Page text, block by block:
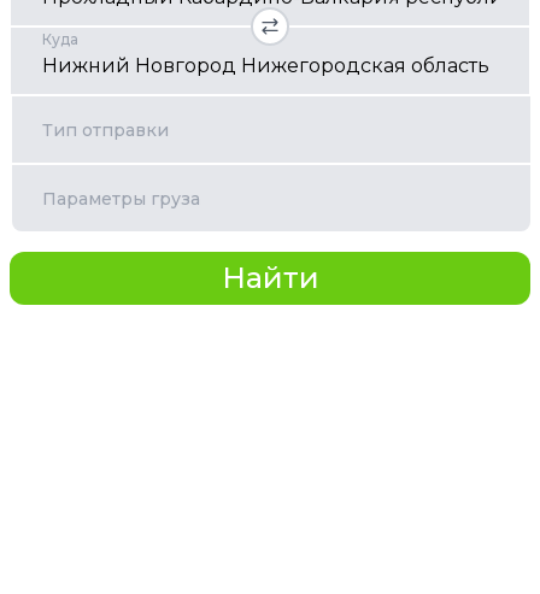
Куда
Тип отправки
Параметры груза
Найти